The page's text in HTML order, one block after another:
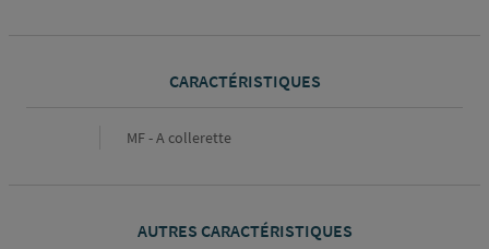
CARACTÉRISTIQUES
CaractéristiquesMF - A collerette
AUTRES CARACTÉRISTIQUES